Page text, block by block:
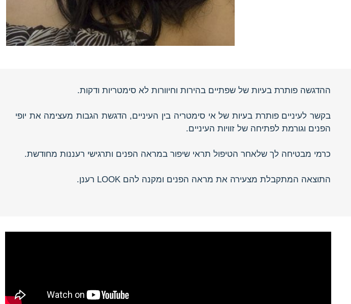
ההדגשה פותרת בעיות של שפתיים בהירות וחיוורות לא סימטריות ודקות.
בקשר לעיניים פותרת בעיות של אי סימטריה בין העיניים, הדגשת הגבות מעצימה את יופי
הפנים וגורמת לפתיחה של זוויות העיניים.
כרמי מבטיחה לך שלאחר הטיפול תראי שיפור במראה הפנים ותרגישי רעננות מחודשת.
התוצאה המתקבלת מצעירה את מראה הפנים ומקנה להם LOOK רענן.